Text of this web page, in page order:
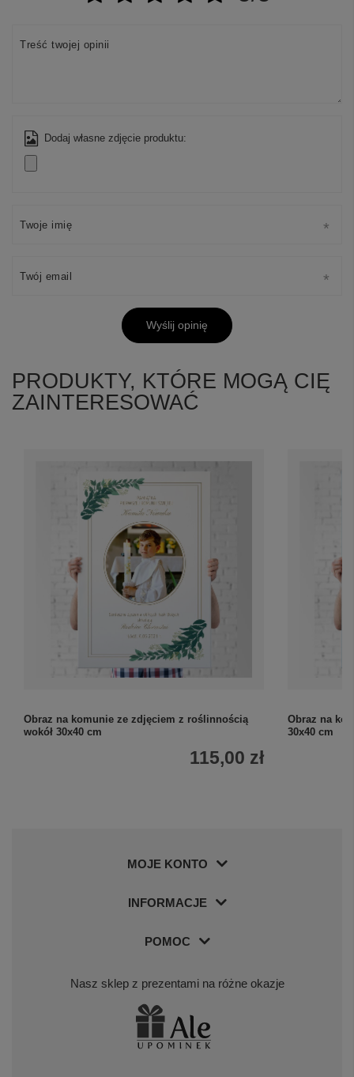
Treść twojej opinii
Dodaj własne zdjęcie produktu:
Twoje imię
Twój email
Wyślij opinię
PRODUKTY, KTÓRE MOGĄ CIĘ
ZAINTERESOWAĆ
Obraz na komunie ze zdjęciem z roślinnością
wokół 30x40 cm
115,00 zł
Obraz na
30x40 cm
MOJE KONTO
INFORMACJE
POMOC
Nasz sklep z prezentami na różne okazje